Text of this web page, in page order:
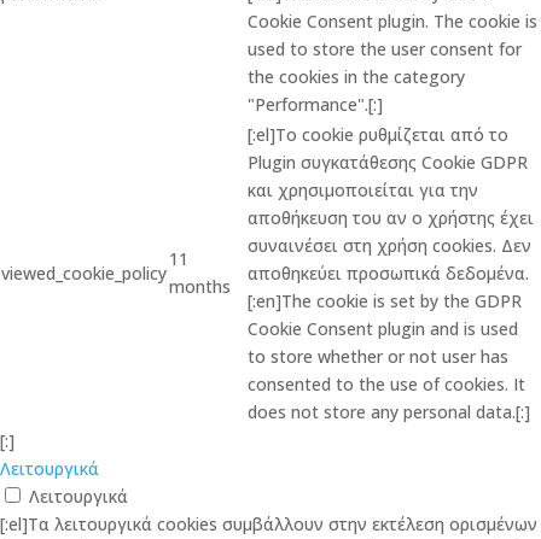
Cookie Consent plugin. The cookie is
used to store the user consent for
the cookies in the category
"Performance".[:]
viewed_cookie_policy
11
months
[:el]Το cookie ρυθμίζεται από το
Plugin συγκατάθεσης Cookie GDPR
και χρησιμοποιείται για την
αποθήκευση του αν ο χρήστης έχει
συναινέσει στη χρήση cookies. Δεν
αποθηκεύει προσωπικά δεδομένα.
[:en]The cookie is set by the GDPR
Cookie Consent plugin and is used
to store whether or not user has
consented to the use of cookies. It
does not store any personal data.[:]
[:]
Λειτουργικά
Λειτουργικά
[:el]Τα λειτουργικά cookies συμβάλλουν στην εκτέλεση ορισμένων